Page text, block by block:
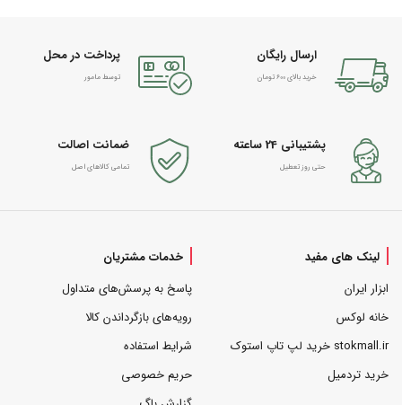
ارسال رایگان
خرید بالای 600 تومان
پرداخت در محل
توسط مامور
پشتیبانی 24 ساعته
حتی روز تعطیل
ضمانت اصالت
تمامی کالاهای اصل
لینک های مفید
ابزار ایران
خانه لوکس
stokmall.ir خرید لپ تاپ استوک
خرید تردمیل
خدمات مشتریان
پاسخ به پرسش‌های متداول
رویه‌های بازگرداندن کالا
شرایط استفاده
حریم خصوصی